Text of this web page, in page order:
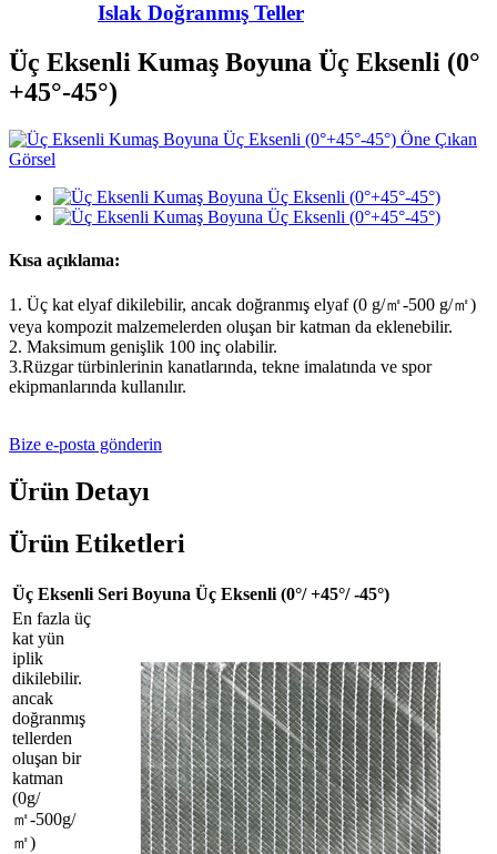
Islak Doğranmış Teller
Üç Eksenli Kumaş Boyuna Üç Eksenli (0°
+45°-45°)
Kısa açıklama:
1. Üç kat elyaf dikilebilir, ancak doğranmış elyaf (0 g/㎡-500 g/㎡)
veya kompozit malzemelerden oluşan bir katman da eklenebilir.
2. Maksimum genişlik 100 inç olabilir.
3.Rüzgar türbinlerinin kanatlarında, tekne imalatında ve spor
ekipmanlarında kullanılır.
Bize e-posta gönderin
Ürün Detayı
Ürün Etiketleri
Üç Eksenli Seri Boyuna Üç Eksenli (0°/ +45°/ -45°)
En fazla üç
kat yün
iplik
dikilebilir.
ancak
doğranmış
tellerden
oluşan bir
katman
(0g/
㎡-500g/
㎡)